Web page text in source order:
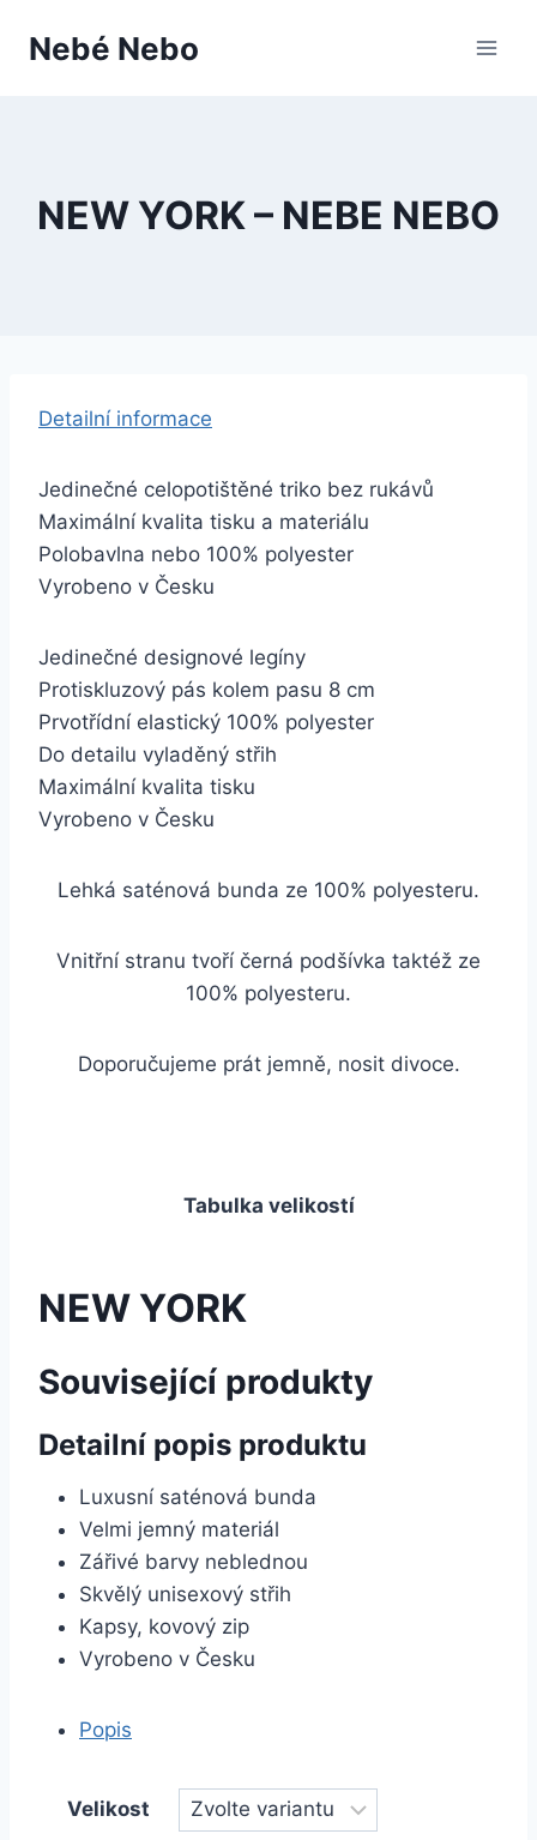
Nebé Nebo
NEW YORK – NEBE NEBO
Detailní informace
Jedinečné celopotištěné triko bez rukávů
Maximální kvalita tisku a materiálu
Polobavlna nebo 100% polyester
Vyrobeno v Česku
Jedinečné designové legíny
Protiskluzový pás kolem pasu 8 cm
Prvotřídní elastický 100% polyester
Do detailu vyladěný střih
Maximální kvalita tisku
Vyrobeno v Česku
Lehká saténová bunda ze 100% polyesteru.
Vnitřní stranu tvoří černá podšívka taktéž ze
100% polyesteru.
Doporučujeme prát jemně, nosit divoce.
Tabulka velikostí
NEW YORK
Související produkty
Detailní popis produktu
Luxusní saténová bunda
Velmi jemný materiál
Zářivé barvy neblednou
Skvělý unisexový střih
Kapsy, kovový zip
Vyrobeno v Česku
Popis
Velikost